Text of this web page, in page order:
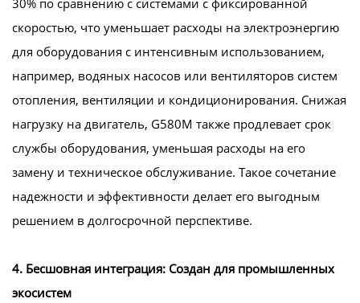
скоростью, что уменьшает расходы на электроэнергию
для оборудования с интенсивным использованием,
например, водяных насосов или вентиляторов систем
отопления, вентиляции и кондиционирования. Снижая
нагрузку на двигатель, G580M также продлевает срок
службы оборудования, уменьшая расходы на его
замену и техническое обслуживание. Такое сочетание
надежности и эффективности делает его выгодным
решением в долгосрочной перспективе.
4. Бесшовная интеграция: Создан для промышленных
экосистем